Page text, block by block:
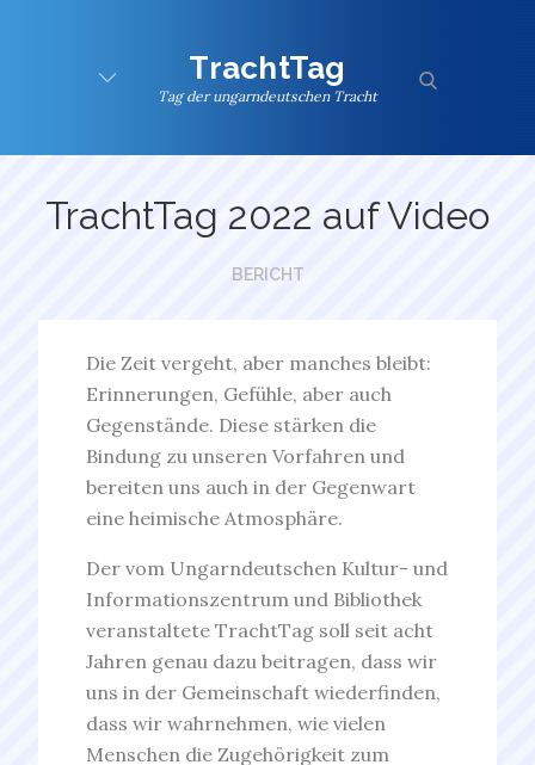
TrachtTag
Tag der ungarndeutschen Tracht
search
TrachtTag 2022 auf Video
BERICHT
Die Zeit vergeht, aber manches bleibt:
Erinnerungen, Gefühle, aber auch
Gegenstände. Diese stärken die
Bindung zu unseren Vorfahren und
bereiten uns auch in der Gegenwart
eine heimische Atmosphäre.
Der vom Ungarndeutschen Kultur- und
Informationszentrum und Bibliothek
veranstaltete TrachtTag soll seit acht
Jahren genau dazu beitragen, dass wir
uns in der Gemeinschaft wiederfinden,
dass wir wahrnehmen, wie vielen
Menschen die Zugehörigkeit zum